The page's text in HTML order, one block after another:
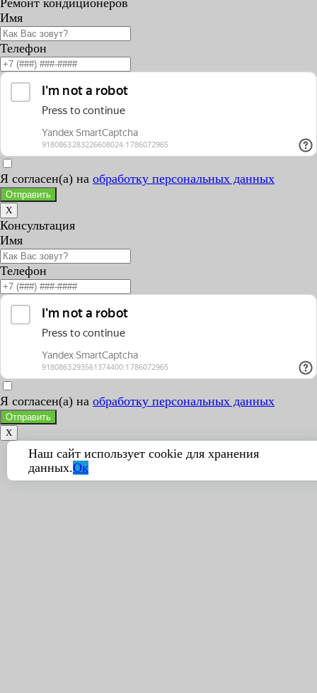
Имя
Телефон
Я согласен(а) на обработку персональных данных
Отправить
X
Консультация
Имя
Телефон
Я согласен(а) на обработку персональных данных
Отправить
X
Наш сайт использует cookie для хранения
данных.Ок